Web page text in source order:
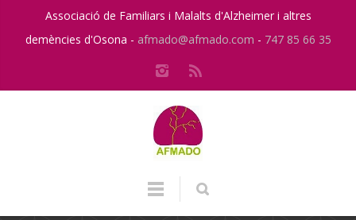
Associació de Familiars i Malalts d'Alzheimer i altres
demències d'Osona - afmado@afmado.com - 747 85 66 35